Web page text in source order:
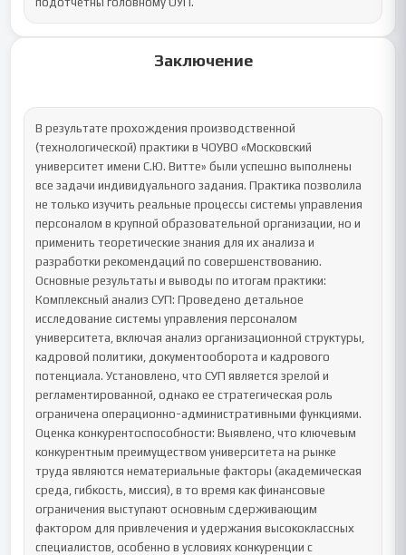
Заключение
В результате прохождения производственной
(технологической) практики в ЧОУВО «Московский
университет имени С.Ю. Витте» были успешно выполнены
все задачи индивидуального задания. Практика позволила
не только изучить реальные процессы системы управления
персоналом в крупной образовательной организации, но и
применить теоретические знания для их анализа и
разработки рекомендаций по совершенствованию.
Основные результаты и выводы по итогам практики:
Комплексный анализ СУП: Проведено детальное
исследование системы управления персоналом
университета, включая анализ организационной структуры,
кадровой политики, документооборота и кадрового
потенциала. Установлено, что СУП является зрелой и
регламентированной, однако ее стратегическая роль
ограничена операционно-административными функциями.
Оценка конкурентоспособности: Выявлено, что ключевым
конкурентным преимуществом университета на рынке
труда являются нематериальные факторы (академическая
среда, гибкость, миссия), в то время как финансовые
ограничения выступают основным сдерживающим
фактором для привлечения и удержания высококлассных
специалистов, особенно в условиях конкуренции с